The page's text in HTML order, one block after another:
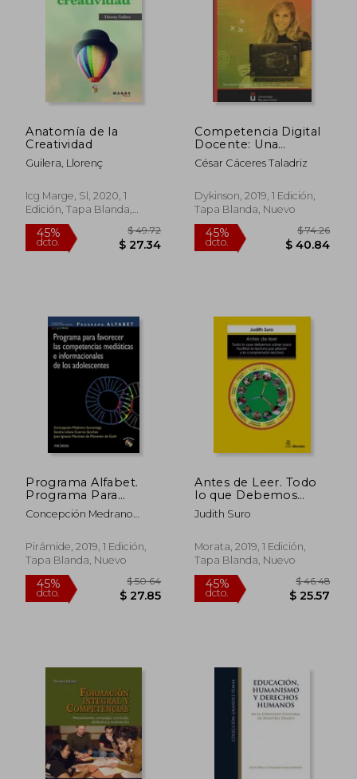
dcto. dcto.
Anatomía de la
Creatividad
Guilera, Llorenç
Icg Marge, Sl, 2020, 1
Edición, Tapa Blanda,
Nuevo
45%
dcto. $ 27.34
Competencia Digital
Docente: Una
Perspectiva de
Futuro en la
César Cáceres Taladriz
Dykinson, 2019, 1 Edición,
Tapa Blanda, Nuevo
45%
dcto. $
Programa Alfabet.
Programa Para
Favorecer las
Competencias
Informacionales de
los Adolescentes
Programas)
Concepción Medrano
Cuervo Sánchez; Juan
Ignacio Martínez De
Morentin De Goñi
Pirámide, 2019, 1 Edición,
Tapa Blanda, Nuevo
Antes de Leer. Todo
lo que Debemos
Saber Para Facilitar la
Lectura por Placer y
Lectora
Judith Suro
Morata, 2019, 1 Edición,
Tapa Blanda, Nuevo